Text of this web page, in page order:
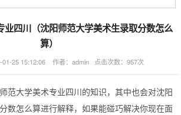
业四川（沈阳师范大学美术生录取分数怎么
算）
01-25 15:12:06 作者：admin 点击次数：957次
范大学美术专业四川的知识，其中也会对沈阳
数怎么算进行解释，如果能碰巧解决你现在面